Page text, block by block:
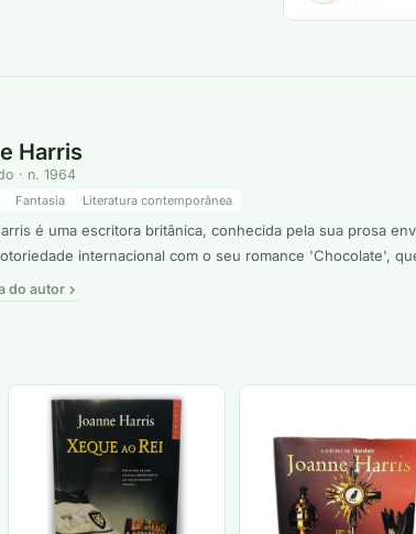
Harris
· n. 1964
Fantasia Literatura contemporânea
é uma escritora britânica, conhecida pela sua prosa
internacional com o seu romance 'Chocolate',
do autor